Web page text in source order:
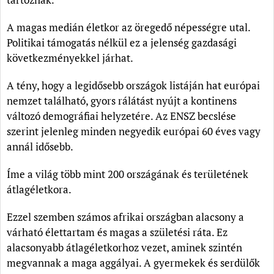
A magas medián életkor az öregedő népességre utal.
Politikai támogatás nélkül ez a jelenség gazdasági
következményekkel járhat.
A tény, hogy a legidősebb országok listáján hat európai
nemzet található, gyors rálátást nyújt a kontinens
változó demográfiai helyzetére. Az ENSZ becslése
szerint jelenleg minden negyedik európai 60 éves vagy
annál idősebb.
Íme a világ több mint 200 országának és területének
átlagéletkora.
Ezzel szemben számos afrikai országban alacsony a
várható élettartam és magas a születési ráta. Ez
alacsonyabb átlagéletkorhoz vezet, aminek szintén
megvannak a maga aggályai. A gyermekek és serdülők